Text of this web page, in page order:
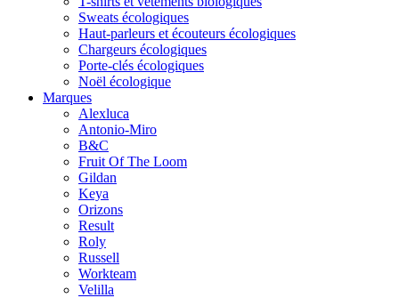
Sweats écologiques
Haut-parleurs et écouteurs écologiques
Chargeurs écologiques
Porte-clés écologiques
Noël écologique
Marques
Alexluca
Antonio-Miro
B&C
Fruit Of The Loom
Gildan
Keya
Orizons
Result
Roly
Russell
Workteam
Velilla